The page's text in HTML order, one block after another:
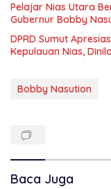
Pelajar Nias Utara
Gubernur Bobby
DPRD Sumut
Kepulauan Nias,
Bobby Nasution
Baca Juga